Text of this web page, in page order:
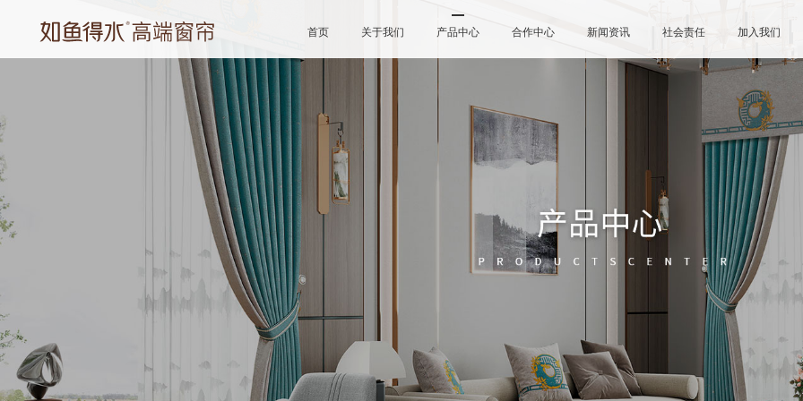
首页 关于我们 产品中心 合作中心 新闻资讯 社会责任 加入我们